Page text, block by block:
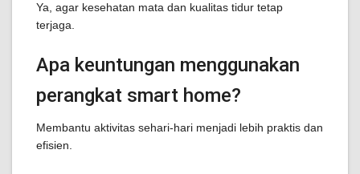
Ya, agar kesehatan mata dan kualitas tidur tetap
terjaga.
Apa keuntungan menggunakan
perangkat smart home?
Membantu aktivitas sehari-hari menjadi lebih praktis dan
efisien.